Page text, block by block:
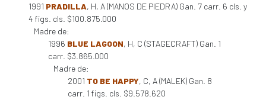
1991 PRADILLA, H, A (MANOS DE PIEDRA) Gan. 7 carr. 6 cls. y
4 figs. cls. $100.875.000
Madre de:
1996 BLUE LAGOON, H, C (STAGECRAFT) Gan. 1
carr. $3.865.000
Madre de:
2001 TO BE HAPPY, C, A (MALEK) Gan. 8
carr. 1 figs. cls. $9.578.620